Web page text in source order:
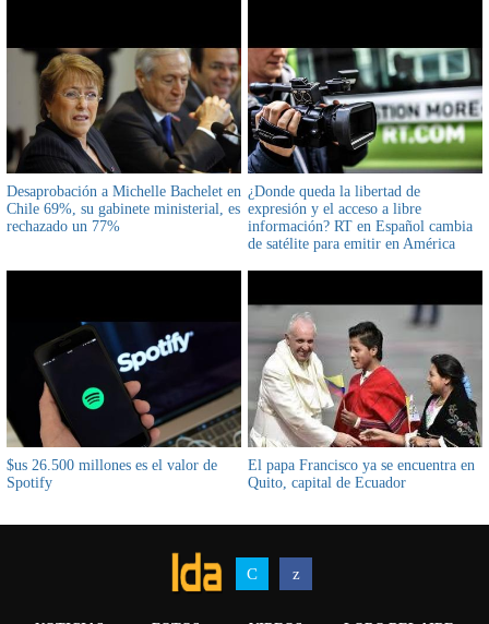
Desaprobación a Michelle Bachelet en
Chile 69%, su gabinete ministerial, es
rechazado un 77%
¿Donde queda la libertad de
expresión y el acceso a libre
información? RT en Español cambia
de satélite para emitir en América
$us 26.500 millones es el valor de
Spotify
El papa Francisco ya se encuentra en
Quito, capital de Ecuador